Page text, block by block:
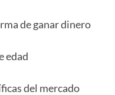
de ganar dinero
edad
del mercado